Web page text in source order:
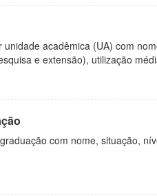
acadêmica (UA) com
e extensão), utilização
com nome, situação,